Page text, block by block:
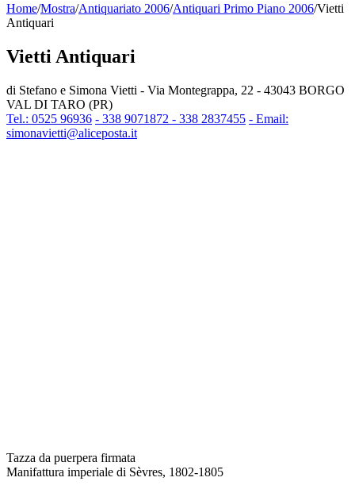
Home/Mostra/Antiquariato 2006/Antiquari Primo Piano 2006/Vietti
Antiquari
Vietti Antiquari
di Stefano e Simona Vietti - Via Montegrappa, 22 - 43043 BORGO
VAL DI TARO (PR)
Tel.: 0525 96936 - 338 9071872 - 338 2837455 - Email:
simonavietti@aliceposta.it
Tazza da puerpera firmata
Manifattura imperiale di Sèvres, 1802-1805